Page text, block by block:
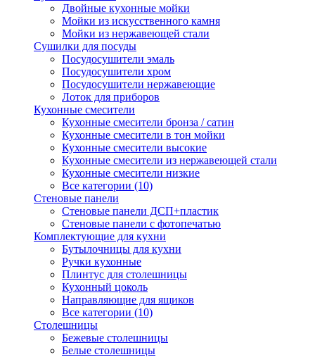
Двойные кухонные мойки
Мойки из искусственного камня
Мойки из нержавеющей стали
Сушилки для посуды
Посудосушители эмаль
Посудосушители хром
Посудосушители нержавеющие
Лоток для приборов
Кухонные смесители
Кухонные смесители бронза / сатин
Кухонные смесители в тон мойки
Кухонные смесители высокие
Кухонные смесители из нержавеющей стали
Кухонные смесители низкие
Все категории (10)
Стеновые панели
Стеновые панели ДСП+пластик
Стеновые панели с фотопечатью
Комплектующие для кухни
Бутылочницы для кухни
Ручки кухонные
Плинтус для столешницы
Кухонный цоколь
Направляющие для ящиков
Все категории (10)
Столешницы
Бежевые столешницы
Белые столешницы